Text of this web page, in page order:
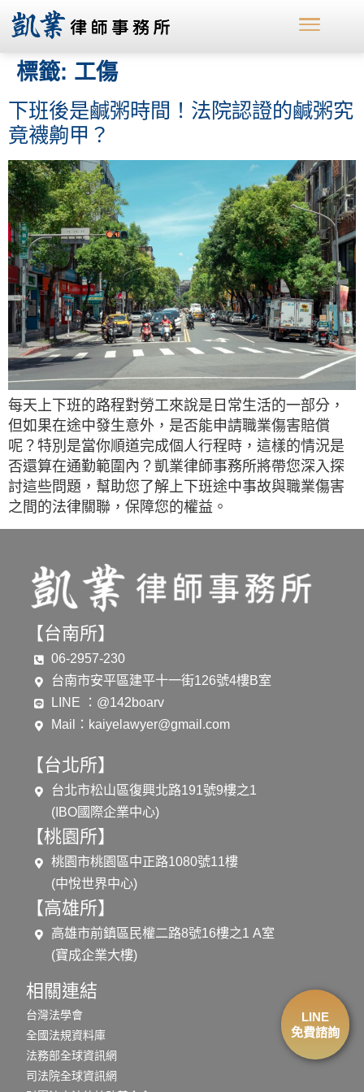
標籤: 工傷
下班後是鹹粥時間！法院認證的鹹粥究
竟襪齁甲？
每天上下班的路程對勞工來說是日常生活的一部分，
但如果在途中發生意外，是否能申請職業傷害賠償
呢？特別是當你順道完成個人行程時，這樣的情況是
否還算在通勤範圍內？凱業律師事務所將帶您深入探
討這些問題，幫助您了解上下班途中事故與職業傷害
之間的法律關聯，保障您的權益。
【台南所】
06-2957-230
台南市安平區建平十一街126號4樓B室
LINE ：@142boarv
Mail： kaiyelawyer@gmail.com
【台北所】
台北市松山區復興北路191號9樓之1
(IBO國際企業中心)
【桃園所】
桃園市桃園區中正路1080號11樓
(中悅世界中心)
【高雄所】
高雄市前鎮區民權二路8號16樓之1 A室
(寶成企業大樓)
相關連結
台灣法學會
全國法規資料庫
法務部全球資訊網
司法院全球資訊網
LINE
免費諮詢